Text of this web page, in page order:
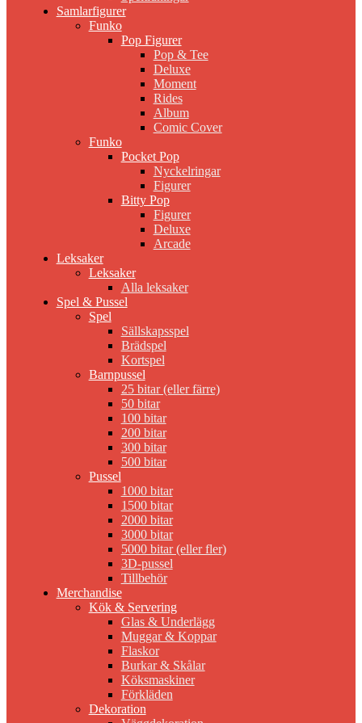
Samlarfigurer
Funko
Pop Figurer
Pop & Tee
Deluxe
Moment
Rides
Album
Comic Cover
Funko
Pocket Pop
Nyckelringar
Figurer
Bitty Pop
Figurer
Deluxe
Arcade
Leksaker
Leksaker
Alla leksaker
Spel & Pussel
Spel
Sällskapsspel
Brädspel
Kortspel
Barnpussel
25 bitar (eller färre)
50 bitar
100 bitar
200 bitar
300 bitar
500 bitar
Pussel
1000 bitar
1500 bitar
2000 bitar
3000 bitar
5000 bitar (eller fler)
3D-pussel
Tillbehör
Merchandise
Kök & Servering
Glas & Underlägg
Muggar & Koppar
Flaskor
Burkar & Skålar
Köksmaskiner
Förkläden
Dekoration